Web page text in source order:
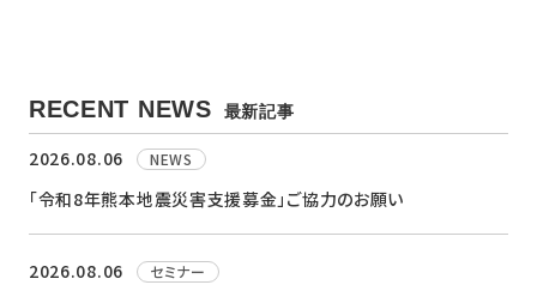
RECENT NEWS 最新記事
2026.08.06 NEWS
「令和8年熊本地震災害支援募金」ご協力のお願い
2026.08.06 セミナー